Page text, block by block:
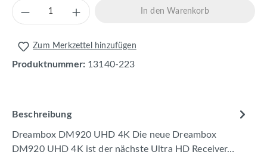
Produkt Anzahl: Gib den gewünschten
In den Warenkorb
Zum Merkzettel hinzufügen
Produktnummer: 13140-223
Beschreibung
Dreambox DM920 UHD 4K Die neue Dreambox
DM920 UHD 4K ist der nächste Ultra HD Receiver…